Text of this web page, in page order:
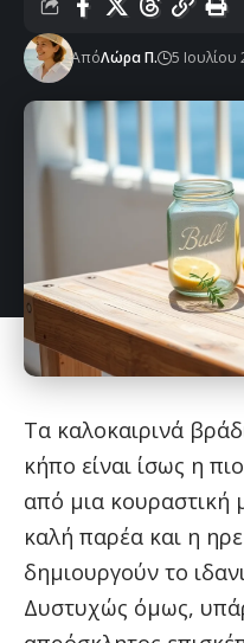
ΑπόΛώρα Π. 5 Ιουλίου
Τα καλοκαιρινά
κήπο είναι ίσως η
από μια κουραστική
καλή παρέα και η
δημιουργούν το
Δυστυχώς όμως,